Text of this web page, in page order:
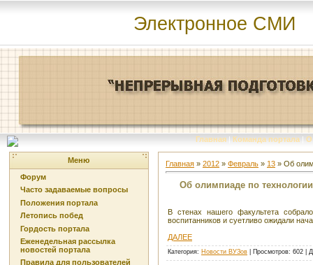
Электронное СМИ
Главная | Команда портала | О
Меню
Форум
Часто задаваемые вопросы
Положения портала
Летопись побед
Гордость портала
Еженедельная рассылка
новостей портала
Правила для пользователей
Главная » 2012 » Февраль » 13 » Об
Об олимпиаде по
В стенах нашего факультета
воспитанников и суетливо ожидали
ДАЛЕЕ
Категория: Новости ВУЗов Просмотров: 602 |